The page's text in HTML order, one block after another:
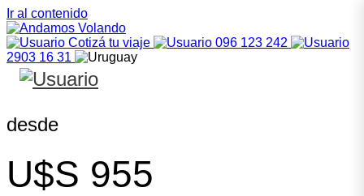
Ir al contenido
Cotizá tu viaje
096 123 242
2903 16 31
desde
U$S 955